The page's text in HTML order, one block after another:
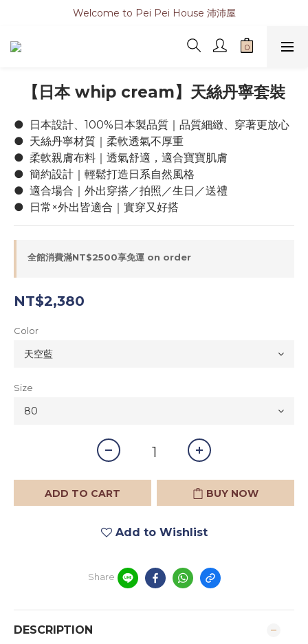
Welcome to Pei Pei House 沛沛屋
【日本 whip cream】天絲丹寧套裝
●  日本設計、100%日本製品質｜品質細緻、穿著更放心
●  天絲丹寧材質｜柔軟透氣不厚重
●  柔軟親膚布料｜透氣舒適，適合寶寶肌膚
●  簡約設計｜輕鬆打造日系自然風格
●  適合場合｜外出穿搭／拍照／生日／送禮
●  日常×外出皆適合｜實穿又好搭
全館消費滿NT$2500享免運 on order
NT$2,380
Color
Size
ADD TO CART BUY NOW
Add to Wishlist
Share
DESCRIPTION